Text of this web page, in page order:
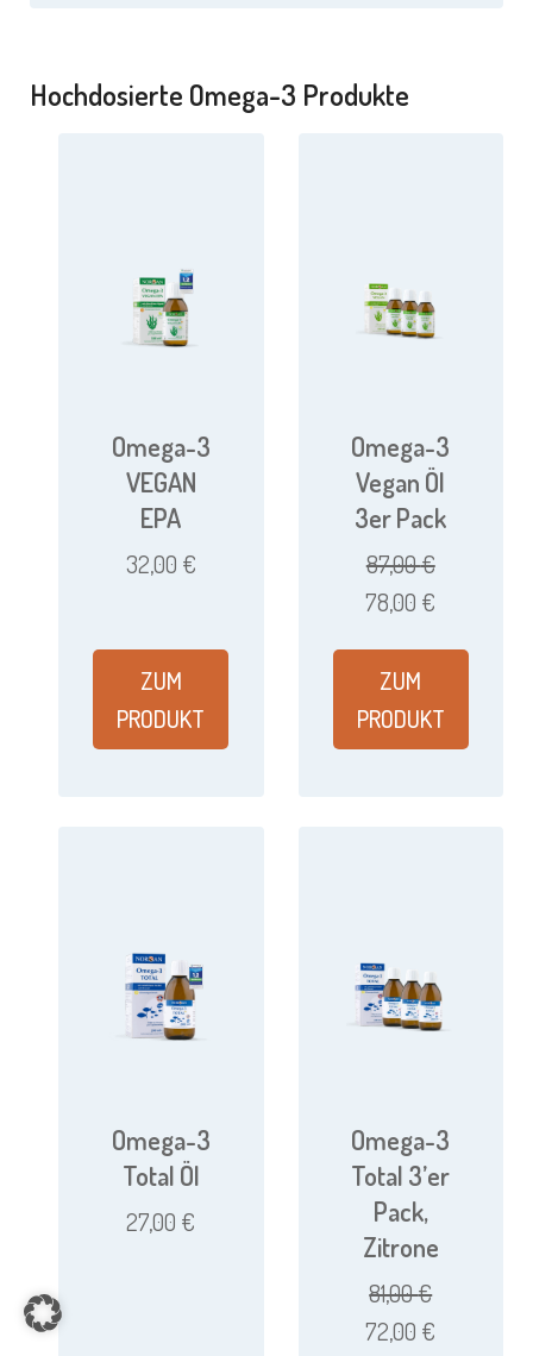
Hochdosierte Omega-3 Produkte
Omega-3
VEGAN
EPA
32,00 €
ZUM
PRODUKT
Omega-3
Vegan Öl
3er Pack
87,00€
Ursprünglicher
war:
87,00 €
78,00 €
78,00 €.
ZUM
PRODUKT
Omega-3
Total Öl
27,00 €
Omega-3
Total 3’er
Pack,
Zitrone
81,00€
Ursprünglicher
72,00 €
0 items -
CHECKOUT